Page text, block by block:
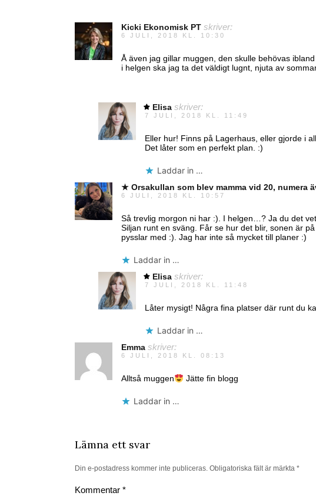
Kicki Ekonomisk PT skriver:
6 JULI, 2018 KL. 10:30
Å även jag gillar muggen, den skulle behövas ibland
i helgen ska jag ta det väldigt lugnt, njuta av
Elisa skriver:
7 JULI, 2018 KL. 11:49
Eller hur! Finns på Lagerhaus, eller gjorde i
Det låter som en perfekt plan. :)
Laddar in …
★ Orsakullan som blev mamma vid 20, numera
6 JULI, 2018 KL. 10:57
Så trevlig morgon ni har :). I helgen…? Ja du det
Siljan runt en sväng. Får se hur det blir, sonen är
pysslar med :). Jag har inte så mycket till planer :)
Laddar in …
Elisa skriver:
7 JULI, 2018 KL. 11:48
Låter mysigt! Några fina platser där runt du
Laddar in …
Emma skriver:
6 JULI, 2018 KL. 08:13
Alltså muggen Jätte fin blogg
Laddar in …
Lämna ett svar
Din e-postadress kommer inte publiceras. Obligatoriska fält är märkta *
Kommentar *